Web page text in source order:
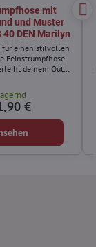
mit
und Muster
40 DEN Marilyn
für einen stilvollen
deinem Outfit
geometrische
während der
Silikon für einen
Halt sorgt.
€